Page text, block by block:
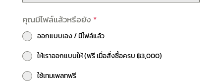
คุณมีไฟล์แล้วหรือยัง *
ออกแบบเอง / มีไฟล์แล้ว
ให้เราออกแบบให้ (ฟรี เมื่อสั่งซื้อครบ ฿3,000)
ใช้เทมเพลทฟรี